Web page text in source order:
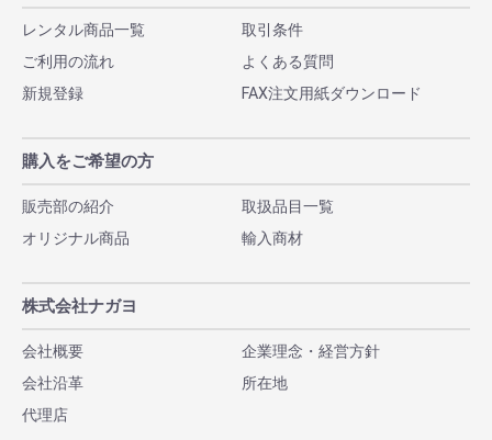
レンタル商品一覧
取引条件
ご利用の流れ
よくある質問
新規登録
FAX注文用紙ダウンロード
購入をご希望の方
販売部の紹介
取扱品目一覧
オリジナル商品
輸入商材
株式会社ナガヨ
会社概要
企業理念・経営方針
会社沿革
所在地
代理店